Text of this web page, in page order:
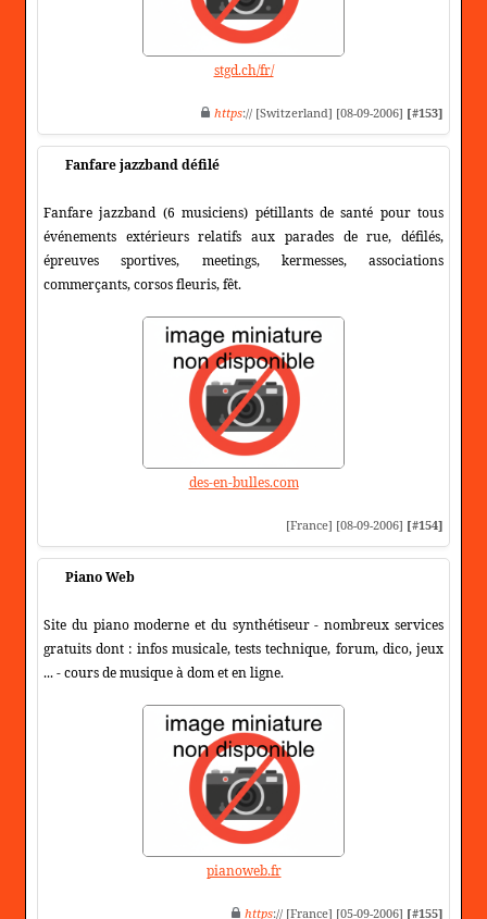
stgd.ch/fr/
https:// [Switzerland] [08-09-2006] [#153]
Fanfare jazzband défilé
Fanfare jazzband (6 musiciens) pétillants de santé pour tous
événements extérieurs relatifs aux parades de rue, défilés,
épreuves sportives, meetings, kermesses, associations
commerçants, corsos fleuris, fêt.
des-en-bulles.com
[France] [08-09-2006] [#154]
Piano Web
Site du piano moderne et du synthétiseur - nombreux services
gratuits dont : infos musicale, tests technique, forum, dico, jeux
... - cours de musique à dom et en ligne.
pianoweb.fr
https:// [France] [05-09-2006] [#155]